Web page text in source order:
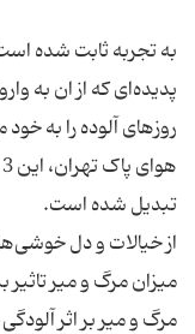
به تجربه ثابت شده
پدیده‌ای که از ان به
از خیالات و دل
میزان مرگ و میر